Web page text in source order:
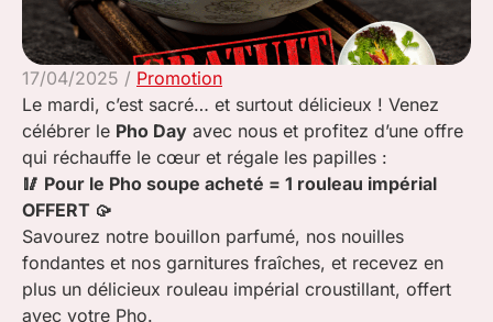
17/04/2025 / Promotion
Le mardi, c’est sacré… et surtout délicieux ! Venez
célébrer le Pho Day avec nous et profitez d’une offre
qui réchauffe le cœur et régale les papilles :
🥢 Pour le Pho soupe acheté = 1 rouleau impérial
OFFERT 🥠
Savourez notre bouillon parfumé, nos nouilles
fondantes et nos garnitures fraîches, et recevez en
plus un délicieux rouleau impérial croustillant, offert
avec votre Pho.